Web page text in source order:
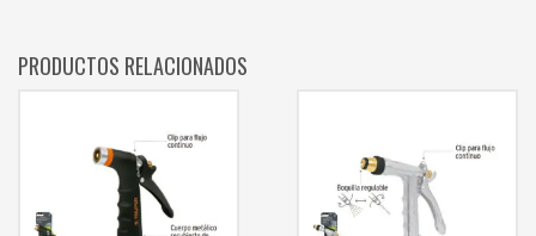
PRODUCTOS RELACIONADOS